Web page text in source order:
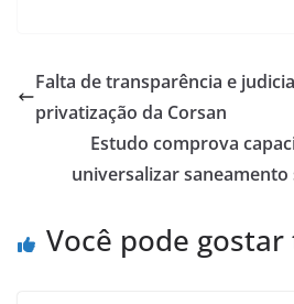
e
b
o
o
s
A
p
p
er e
Falta de transparência e
privatização da Corsan
Estudo comprova
universalizar
Você pode